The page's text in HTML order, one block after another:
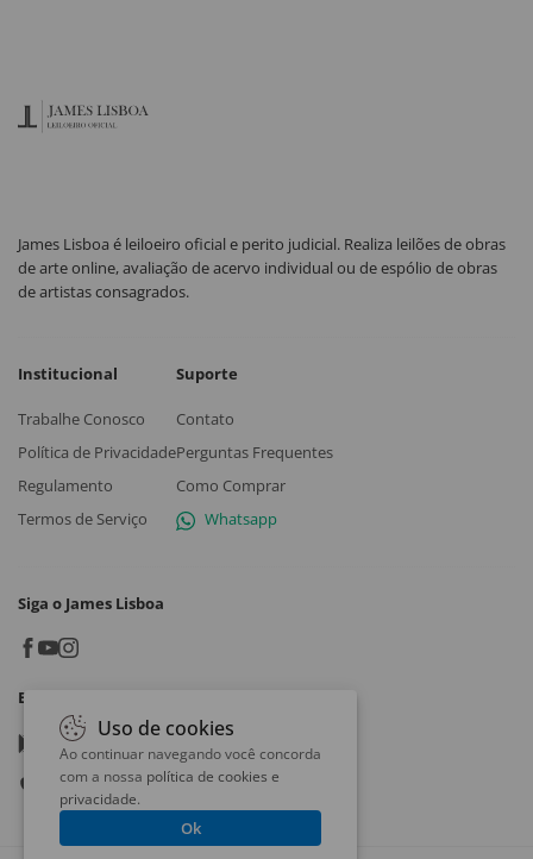
James Lisboa é leiloeiro oficial e perito judicial. Realiza leilões de obras
de arte online, avaliação de acervo individual ou de espólio de obras
de artistas consagrados.
Institucional
Trabalhe Conosco
Política de Privacidade
Regulamento
Termos de Serviço
Suporte
Contato
Perguntas Frequentes
Como Comprar
Whatsapp
Siga o James Lisboa
Baixe o App
Google play
App store
Uso de cookies
Ao continuar navegando você concorda
com a nossa política de cookies e
privacidade.
Ok